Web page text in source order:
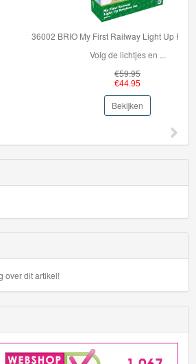
First Railway Light Up Rainbow Set
over dit artikel!